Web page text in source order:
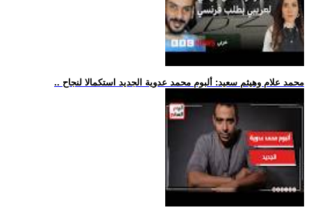
.. محمد علام وهيثم سعيد: ألبوم محمد عدوية الجديد استكمالا لنجاح